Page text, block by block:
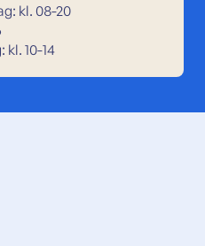
kl. 08-20
10-14